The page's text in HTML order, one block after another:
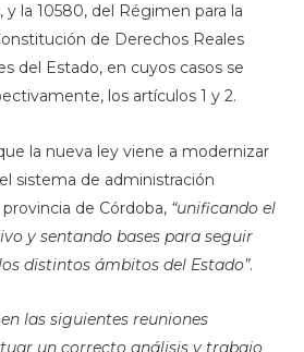
y la 10580, del Régimen para la
de Derechos Reales
del Estado, en cuyos casos se
los artículos 1 y 2.
la nueva ley viene a modernizar
sistema de administración
de Córdoba,“unificando el
y sentando bases para seguir
distintos ámbitos del Estado”.
las siguientes reuniones
un correcto análisis y trabajo